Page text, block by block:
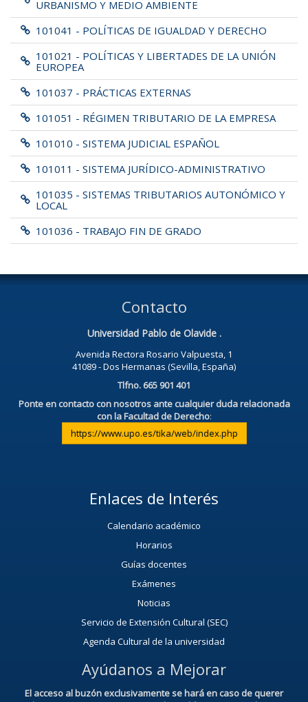
URBANISMO Y MEDIO AMBIENTE
101041 - POLÍTICAS DE IGUALDAD Y DERECHO
101021 - POLÍTICAS Y LIBERTADES DE LA UNIÓN
EUROPEA
101037 - PRÁCTICAS EXTERNAS
101051 - RÉGIMEN TRIBUTARIO DE LA EMPRESA
101010 - SISTEMA JUDICIAL ESPAÑOL
101011 - SISTEMA JURÍDICO-ADMINISTRATIVO
101035 - SISTEMAS TRIBUTARIOS AUTONÓMICO Y
LOCAL
101036 - TRABAJO FIN DE GRADO
Contacto
Universidad Pablo de Olavide .
Avenida Rectora Rosario Valpuesta, 1
41089 - Dos Hermanas (Sevilla, España)
Tlfno. 665 901 401
Ponte en contacto con nosotros ante cualquier duda relacionada
con la Facultad de Derecho:
https://www.upo.es/tika/web/index.php
Enlaces de Interés
Calendario académico
Horarios
Guías docentes
Exámenes
Noticias
Servicio de Extensión Cultural (SEC)
Agenda Cultural de la universidad
Ayúdanos a Mejorar
El acceso al buzón exclusivamente se hará en caso de querer